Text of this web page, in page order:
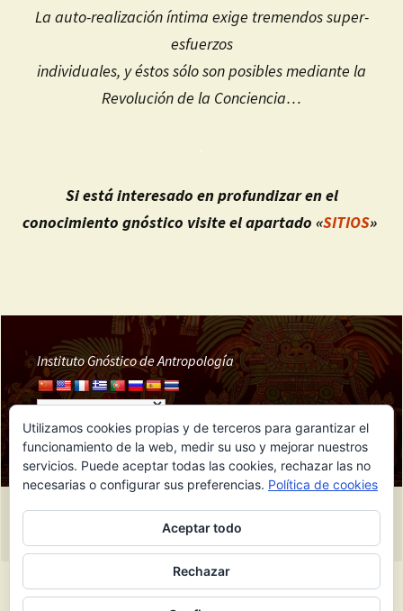
La auto-realización íntima exige tremendos super-
esfuerzos
individuales, yéstos sólo son posibles mediante la
Revolución de la Conciencia…
.
Si está interesado en profundizar en el
conocimiento gnóstico visite el apartado «SITIOS»
Instituto Gnóstico de Antropología
Funciona gracias a IGA
Utilizamos cookies propias y de terceros para garantizar el
funcionamiento de la web, medir su uso y mejorar nuestros
servicios. Puede aceptar todas las cookies, rechazar las no
necesarias o configurar sus preferencias. Política de cookies
Aceptar todo
Rechazar